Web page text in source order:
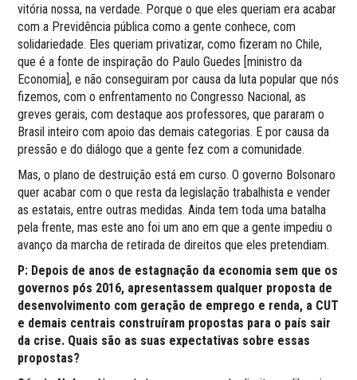
vitória nossa, na verdade. Porque o que eles queriam era acabar
com a Previdência pública como a gente conhece, com
solidariedade. Eles queriam privatizar, como fizeram no Chile,
que é a fonte de inspiração do Paulo Guedes [ministro da
Economia], e não conseguiram por causa da luta popular que nós
fizemos, com o enfrentamento no Congresso Nacional, as
greves gerais, com destaque aos professores, que pararam o
Brasil inteiro com apoio das demais categorias. E por causa da
pressão e do diálogo que a gente fez com a comunidade.
Mas, o plano de destruição está em curso. O governo Bolsonaro
quer acabar com o que resta da legislação trabalhista e vender
as estatais, entre outras medidas. Ainda tem toda uma batalha
pela frente, mas este ano foi um ano em que a gente impediu o
avanço da marcha de retirada de direitos que eles pretendiam.
P: Depois de anos de estagnação da economia sem que os
governos pós 2016, apresentassem qualquer proposta de
desenvolvimento com geração de emprego e renda, a CUT
e demais centrais construíram propostas para o país sair
da crise. Quais são as suas expectativas sobre essas
propostas?